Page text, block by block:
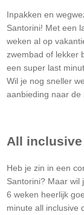
Inpakken en
Santorini! Met een
weken al op
zwembad of lekker
een super last
Wil je nog sneller
aanbieding naar de
All inclusive
Heb je zin in een
Santorini? Maar wil
6 weken heerlijk
minute all inclusive